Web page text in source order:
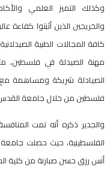
وكذلك التميز العلمي
والخريجين الذين أثبتوا
كافة المجالات الطبية
مهنة الصيدلة في فلسطين،
الصيادلة شريكة ومساهمة مع
فلسطين من خلال جامعة
والجدير ذكره أنه تمت
الفلسطينية، حيث حصلت
أنس رزق حسن صبارنة من كلية